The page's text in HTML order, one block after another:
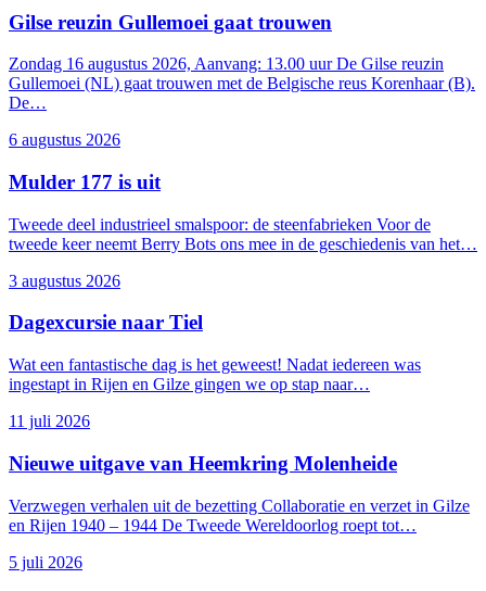
Gilse reuzin Gullemoei gaat trouwen
Zondag 16 augustus 2026, Aanvang: 13.00 uur De Gilse reuzin
Gullemoei (NL) gaat trouwen met de Belgische reus Korenhaar (B).
De…
6 augustus 2026
Mulder 177 is uit
Tweede deel industrieel smalspoor: de steenfabrieken Voor de
tweede keer neemt Berry Bots ons mee in de geschiedenis van het…
3 augustus 2026
Dagexcursie naar Tiel
Wat een fantastische dag is het geweest! Nadat iedereen was
ingestapt in Rijen en Gilze gingen we op stap naar…
11 juli 2026
Nieuwe uitgave van Heemkring Molenheide
Verzwegen verhalen uit de bezetting Collaboratie en verzet in Gilze
en Rijen 1940 – 1944 De Tweede Wereldoorlog roept tot…
5 juli 2026